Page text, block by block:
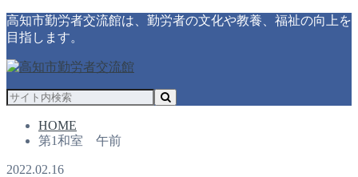
高知市勤労者交流館は、勤労者の文化や教養、福祉の向上を
目指します。
HOME
第1和室 午前
2022.02.16